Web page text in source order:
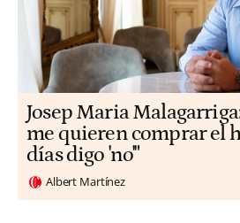
​​Josep Maria
me quieren comprar el
días digo 'no'"
Albert Martínez